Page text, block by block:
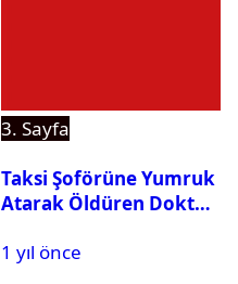
3. Sayfa
Taksi Şoförüne Yumruk
Atarak Öldüren Doktor
1 yıl önce